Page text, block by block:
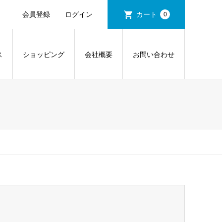
会員登録 ログイン カート 0
ショッピング 会社概要 お問い合わせ